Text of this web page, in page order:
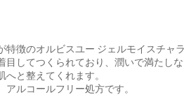
特徴のオルビスユー ジェルモイスチャラ
目してつくられており、潤いで満たしな
と整えてくれます。
ルコールフリー処方です。